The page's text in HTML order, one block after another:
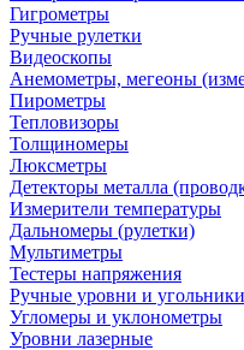
Гигрометры
Ручные рулетки
Видеоскопы
Анемометры, мегеоны
Пирометры
Тепловизоры
Толщиномеры
Люксметры
Детекторы металла
Измерители температуры
Дальномеры (рулетки)
Мультиметры
Тестеры напряжения
Ручные уровни и угольники
Угломеры и уклонометры
Уровни лазерные